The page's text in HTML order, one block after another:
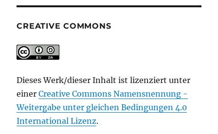
CREATIVE COMMONS
Dieses Werk/dieser Inhalt ist lizenziert unter
einerCreative Commons Namensnennung -
Weitergabe unter gleichen Bedingungen 4.0
International Lizenz.